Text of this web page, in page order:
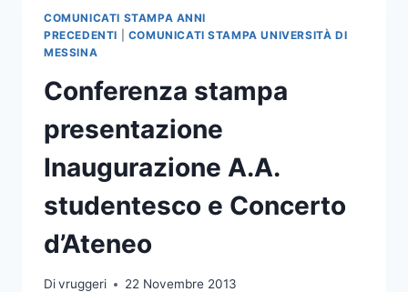
COMUNICATI STAMPA ANNI
PRECEDENTI
COMUNICATI STAMPA UNIVERSITÀ DI
MESSINA
Conferenza stampa
presentazione
Inaugurazione A.A.
studentesco e Concerto
d’Ateneo
Divruggeri 22 Novembre 2013